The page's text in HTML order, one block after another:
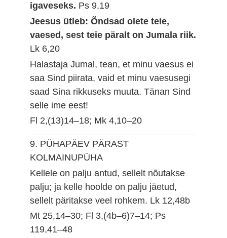
igaveseks. Ps 9,19
Jeesus ütleb: Õndsad olete teie,
vaesed, sest teie päralt on Jumala riik.
Lk 6,20
Halastaja Jumal, tean, et minu vaesus ei
saa Sind piirata, vaid et minu vaesusegi
saad Sina rikkuseks muuta. Tänan Sind
selle ime eest!
Fl 2,(13)14–18; Mk 4,10–20
9. PÜHAPÄEV PÄRAST
KOLMAINUPÜHA
Kellele on palju antud, sellelt nõutakse
palju; ja kelle hoolde on palju jäetud,
sellelt päritakse veel rohkem. Lk 12,48b
Mt 25,14–30; Fl 3,(4b–6)7–14; Ps
119,41–48